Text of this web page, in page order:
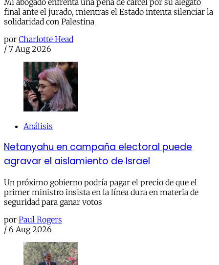
final ante el jurado, mientras el Estado intenta silenciar la
solidaridad con Palestina
por Charlotte Head
/ 7 Aug 2026
Análisis
Netanyahu en campaña electoral puede
agravar el aislamiento de Israel
Un próximo gobierno podría pagar el precio de que el
primer ministro insista en la línea dura en materia de
seguridad para ganar votos
por Paul Rogers
/ 6 Aug 2026